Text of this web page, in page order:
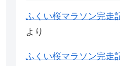
ふくい桜マラソン完走
より
ふくい桜マラソン完走